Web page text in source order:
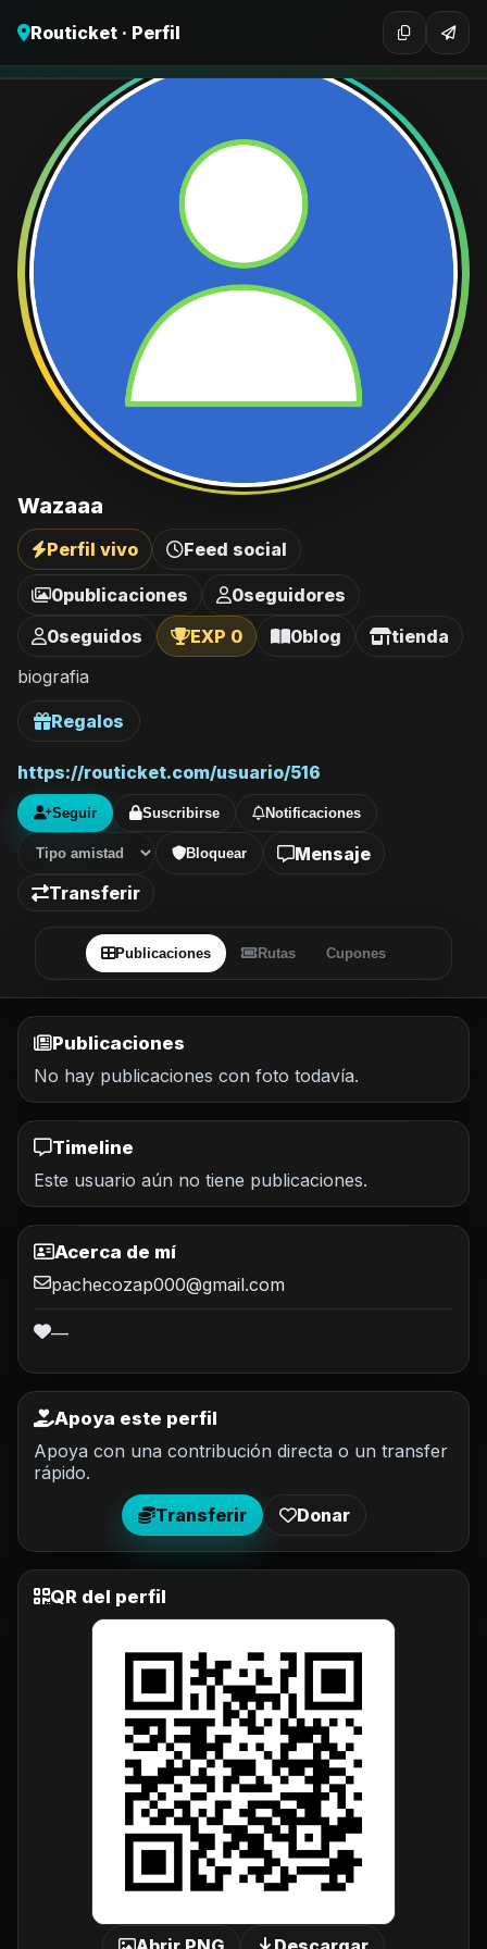
Routicket · Perfil
Wazaaa
Perfil vivo Feed social
0publicaciones 0seguidores
0seguidos EXP 0 0blog
tienda
biografia
Regalos
https://routicket.com/usuario/516
Seguir Suscribirse Notificaciones
Bloquear
Mensaje
Transferir
Publicaciones Rutas Cupones
Publicaciones
No hay publicaciones con foto todavía.
Timeline
Este usuario aún no tiene publicaciones.
Acerca de mí
pachecozap000@gmail.com
—
Apoya este perfil
Apoya con una contribución directa o un transfer
rápido.
Transferir
Donar
QR del perfil